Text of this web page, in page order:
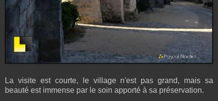
La visite est courte, le village n'est pas grand, mais sa
beauté est immense par le soin apporté à sa préservation.